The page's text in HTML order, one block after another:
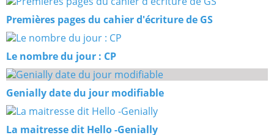
Premières pages du cahier d'écriture de GS
Le nombre du jour : CP
Genially date du jour modifiable
La maitresse dit Hello -Genially